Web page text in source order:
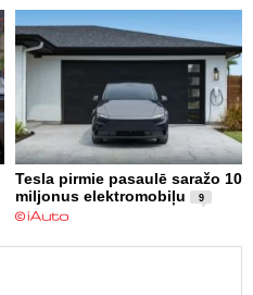
Tesla pirmie pasaulē saražo 10
miljonus elektromobiļu
9